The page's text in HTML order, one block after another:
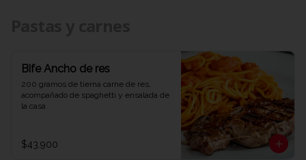
Bife Ancho de res
200 gramos de tierna carne de res,
acompañado de spaghetti y ensalada de
la casa
$43.900